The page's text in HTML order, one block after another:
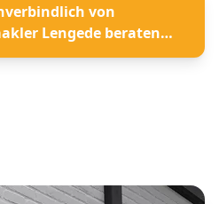
von
Lengede beraten
lassen